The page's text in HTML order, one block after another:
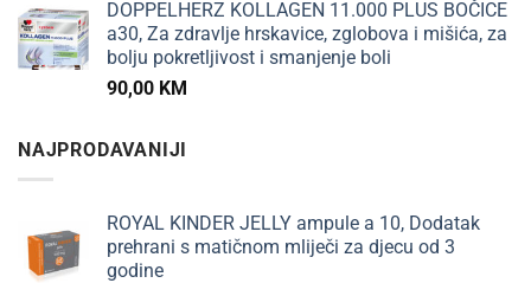
DOPPELHERZ KOLLAGEN 11.000 PLUS BOČICE
a30, Za zdravlje hrskavice, zglobova i mišića, za
bolju pokretljivost i smanjenje boli
90,00 KM
NAJPRODAVANIJI
ROYAL KINDER JELLY ampule a 10, Dodatak
prehrani s matičnom mliječi za djecu od 3
godine